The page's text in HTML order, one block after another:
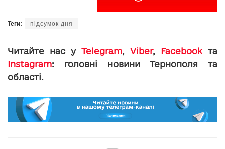
Теги: підсумок дня
Читайте нас у Telegram, Viber, Facebookта
Instagram: головні новини Тернополя та
області.